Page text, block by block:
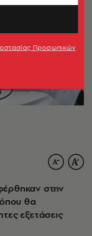
στην
όπου θα
εξετάσεις
Προσωπικών